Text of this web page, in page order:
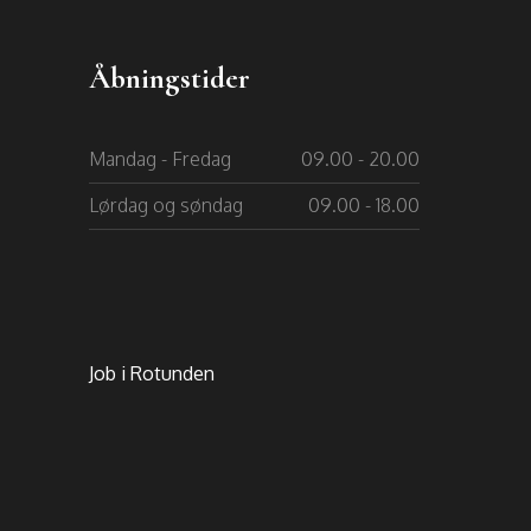
Åbningstider
Mandag - Fredag
09.00 - 20.00
Lørdag og søndag
09.00 - 18.00​
​Job i Rotunden